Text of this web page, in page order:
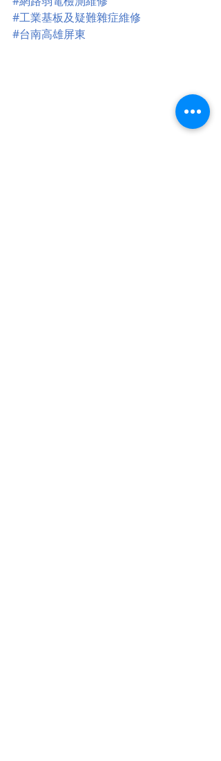
#工業基板及疑難雜症維修
#台南高雄屏東